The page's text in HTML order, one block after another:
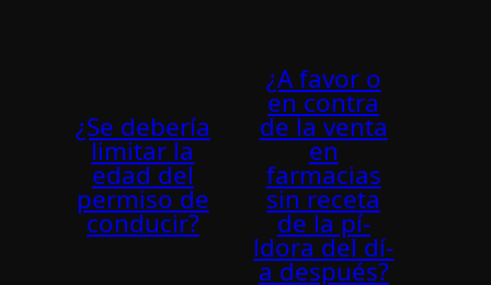
¿Se deberí­a
limitar la
edad del
permiso de
conducir?
¿A favor o
en contra
de la venta
en
farmacias
sin receta
de la pí­
ldora del dí­
a después?